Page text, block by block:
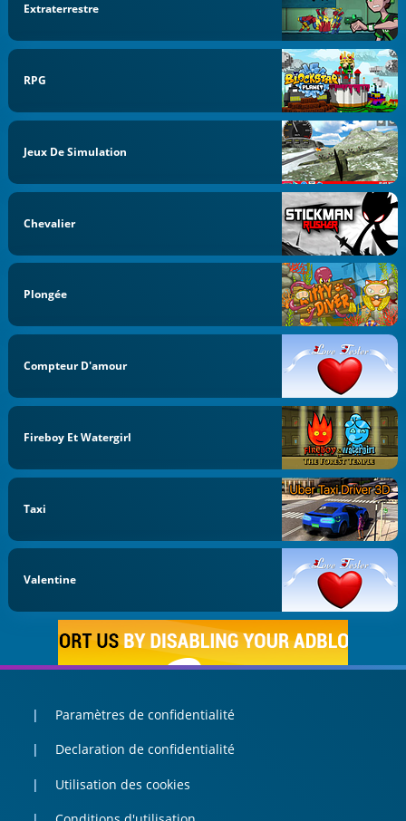
Extraterrestre
RPG
Jeux De Simulation
Chevalier
Plongée
Compteur D'amour
Fireboy Et Watergirl
Taxi
Valentine
Paramètres de confidentialité
Declaration de confidentialité
Utilisation des cookies